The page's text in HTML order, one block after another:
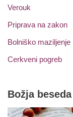
Verouk
Priprava na zakon
Bolniško maziljenje
Cerkveni pogreb
Božja beseda